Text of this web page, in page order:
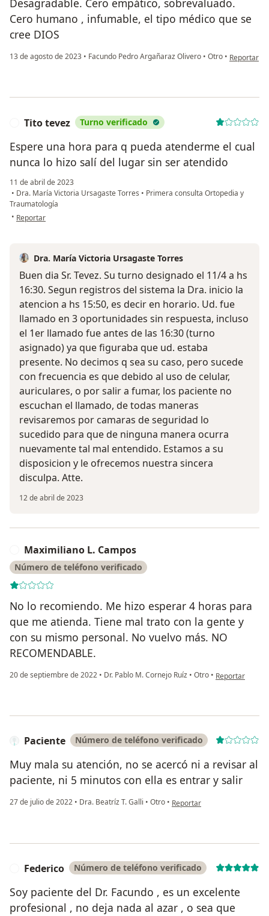
Cero humano , infumable, el tipo médico que se
cree DIOS
13 de agosto de 2023 • Facundo Pedro Argañaraz Olivero • Otro • en opinión
Reportar
Tito tevez Turno verificado
Espere una hora para q pueda atenderme el cual
nunca lo hizo salí del lugar sin ser atendido
11 de abril de 2023
• Dra. María Victoria Ursagaste Torres • Primera consulta Ortopedia y
Traumatología
• en opinión del usuario Tito tevez
Reportar
Dra. María Victoria Ursagaste Torres
Buen dia Sr. Tevez. Su turno designado el 11/4 a hs
16:30. Segun registros del sistema la Dra. inicio la
atencion a hs 15:50, es decir en horario. Ud. fue
llamado en 3 oportunidades sin respuesta, incluso
el 1er llamado fue antes de las 16:30 (turno
asignado) ya que figuraba que ud. estaba
presente. No decimos q sea su caso, pero sucede
con frecuencia es que debido al uso de celular,
auriculares, o por salir a fumar, los paciente no
escuchan el llamado, de todas maneras
revisaremos por camaras de seguridad lo
sucedido para que de ninguna manera ocurra
nuevamente tal mal entendido. Estamos a su
disposicion y le ofrecemos nuestra sincera
disculpa. Atte.
12 de abril de 2023
Maximiliano L. Campos
Número de teléfono verificado
No lo recomiendo. Me hizo esperar 4 horas para
que me atienda. Tiene mal trato con la gente y
con su mismo personal. No vuelvo más. NO
RECOMENDABLE.
20 de septiembre de 2022 • Dr. Pablo M. Cornejo Ruíz • Otro • en opinión del
Reportar
Paciente Número de teléfono verificado
Muy mala su atención, no se acercó ni a revisar al
paciente, ni 5 minutos con ella es entrar y salir
27 de julio de 2022 • Dra. Beatríz T. Galli • Otro • en opinión del usuario
Reportar
Federico Número de teléfono verificado
Soy paciente del Dr. Facundo , es un excelente
profesional , no deja nada al azar , o sea que